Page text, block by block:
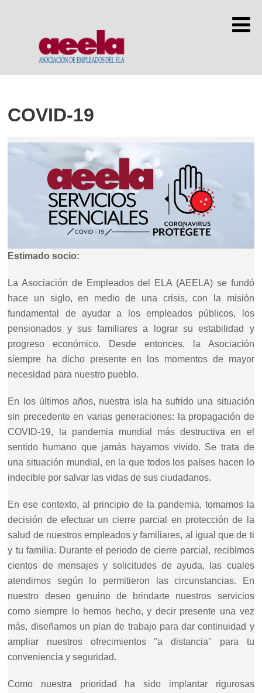
COVID-19
Estimado socio:
La Asociación de Empleados del ELA (AEELA) se fundó
hace un siglo, en medio de una crisis, con la misión
fundamental de ayudar a los empleados públicos, los
pensionados y sus familiares a lograr su estabilidad y
progreso económico. Desde entonces, la Asociación
siempre ha dicho presente en los momentos de mayor
necesidad para nuestro pueblo.
En los últimos años, nuestra isla ha sufrido una situación
sin precedente en varias generaciones: la propagación de
COVID-19, la pandemia mundial más destructiva en el
sentido humano que jamás hayamos vivido. Se trata de
una situación mundial, en la que todos los países hacen lo
indecible por salvar las vidas de sus ciudadanos.
En ese contexto, al principio de la pandemia, tomamos la
decisión de efectuar un cierre parcial en protección de la
salud de nuestros empleados y familiares, al igual que de ti
y tu familia. Durante el periodo de cierre parcial, recibimos
cientos de mensajes y solicitudes de ayuda, las cuales
atendimos según lo permitieron las circunstancias. En
nuestro deseo genuino de brindarte nuestros servicios
como siempre lo hemos hecho, y decir presente una vez
más, diseñamos un plan de trabajo para dar continuidad y
ampliar nuestros ofrecimientos "a distancia" para tu
conveniencia y seguridad.
Como nuestra prioridad ha sido implantar rigurosas